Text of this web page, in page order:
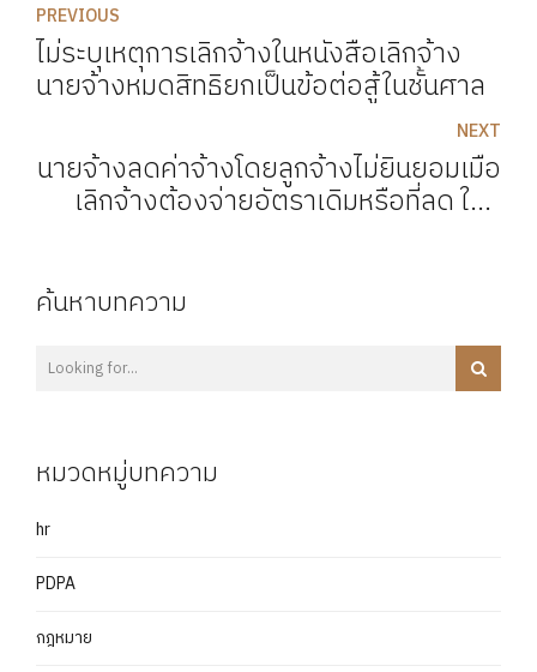
PREVIOUS
ไม่ระบุเหตุการเลิกจ้างในหนังสือเลิกจ้าง
นายจ้างหมดสิทธิยกเป็นข้อต่อสู้ในชั้นศาล
NEXT
นายจ้างลดค่าจ้างโดยลูกจ้างไม่ยินยอมเมื่อ
เลิกจ้างต้องจ่ายอัตราเดิมหรือที่ลด ใคร
ค้นหาบทความ
หมวดหมู่บทความ
hr
PDPA
กฎหมาย